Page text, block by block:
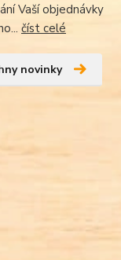
Vaší objednávky
číst celé
novinky